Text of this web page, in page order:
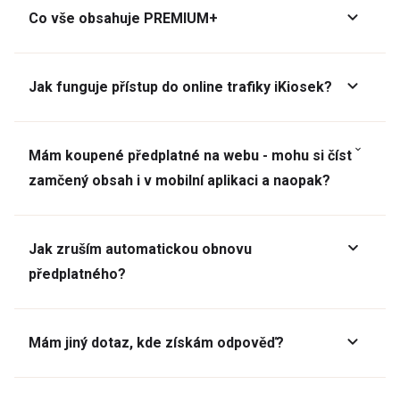
Co vše obsahuje PREMIUM+
Jak funguje přístup do online trafiky iKiosek?
Mám koupené předplatné na webu - mohu si číst
zamčený obsah i v mobilní aplikaci a naopak?
Jak zruším automatickou obnovu
předplatného?
Mám jiný dotaz, kde získám odpověď?